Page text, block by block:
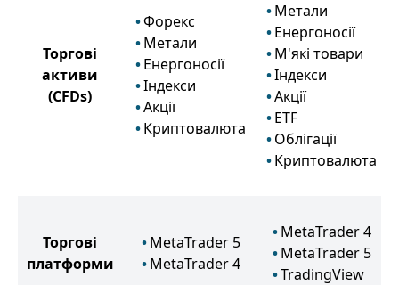
Торгові
активи
(CFDs)
Форекс
Метали
Енергоносії
Індекси
Акції
Криптовалюта
Метали
Енергоносії
М'які товари
Індекси
Акції
ETF
Облігації
Криптовалюта
Торгові
платформи
MetaTrader 5
MetaTrader 4
MetaTrader 4
MetaTrader 5
TradingView